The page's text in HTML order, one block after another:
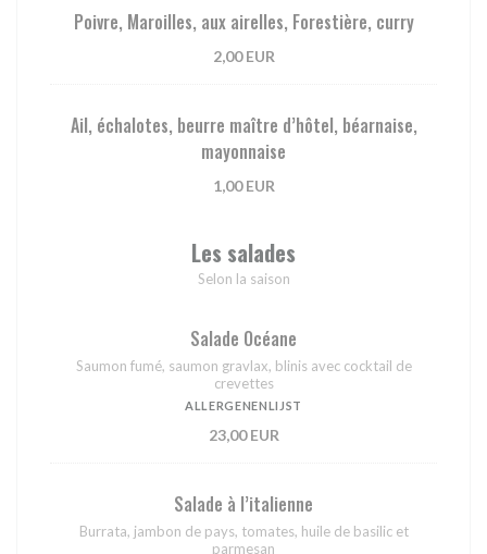
Poivre, Maroilles, aux airelles, Forestière, curry
2,00 EUR
Ail, échalotes, beurre maître d’hôtel, béarnaise,
mayonnaise
1,00 EUR
Les salades
Selon la saison
Salade Océane
Saumon fumé, saumon gravlax, blinis avec cocktail de
crevettes
ALLERGENENLIJST
23,00 EUR
Salade à l’italienne
Burrata, jambon de pays, tomates, huile de basilic et
parmesan